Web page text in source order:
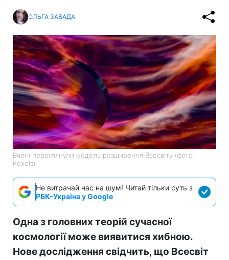
ОЛЬГА ЗАВАДА
Вчені переглянули модель розширення Всесвіту (фото:
Pexels)
Не витрачай час на шум! Читай тільки суть з
РБК-Україна у Google
Одна з головних теорій сучасної
космології може виявитися хибною.
Нове дослідження свідчить, що Всесвіт